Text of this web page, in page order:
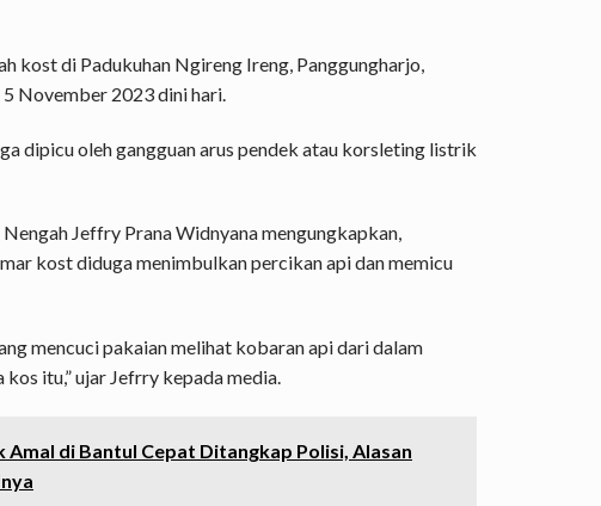
kost di Padukuhan Ngireng Ireng, Panggungharjo,
November 2023 dini hari.
dipicu oleh gangguan arus pendek atau korsleting listrik
Jeffry Prana Widnyana mengungkapkan,
kost diduga menimbulkan percikan api dan memicu
mencuci pakaian melihat kobaran api dari dalam
itu,” ujar Jefrry kepada media.
Amal di Bantul Cepat Ditangkap Polisi, Alasan